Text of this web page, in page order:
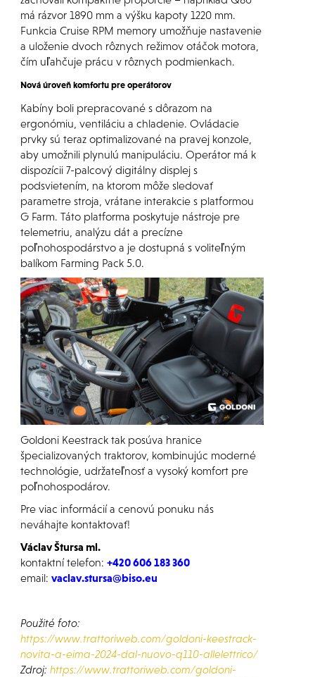
má rázvor 1890 mm a výšku kapoty 1220 mm.
Funkcia Cruise RPM memory umožňuje nastavenie
a uloženie dvoch rôznych režimov otáčok motora,
čím uľahčuje prácu v rôznych podmienkach.
Nová úroveň komfortu pre operátorov
Kabíny boli prepracované s dôrazom na
ergonómiu, ventiláciu a chladenie. Ovládacie
prvky sú teraz optimalizované na pravej konzole,
aby umožnili plynulú manipuláciu. Operátor má k
dispozícii 7-palcový digitálny displej s
podsvietením, na ktorom môže sledovať
parametre stroja, vrátane interakcie s platformou
G Farm. Táto platforma poskytuje nástroje pre
telemetriu, analýzu dát a precízne
poľnohospodárstvo a je dostupná s voliteľným
balíkom Farming Pack 5.0.
Goldoni Keestrack tak posúva hranice
špecializovaných traktorov, kombinujúc moderné
technológie, udržateľnosť a vysoký komfort pre
poľnohospodárov.
Pre viac informácií a cenovú ponuku nás
neváhajte kontaktovať!
Václav Štursa ml.
kontaktní telefon: +420 606 183 360
email: vaclav.stursa@biso.eu
Použité foto:
https://www.trattoriweb.com/goldoni-keestrack-
novita-a-eima-2024-dal-nuovo-q110-allelettrico/
Zdroj: https://www.trattoriweb.com/goldoni-